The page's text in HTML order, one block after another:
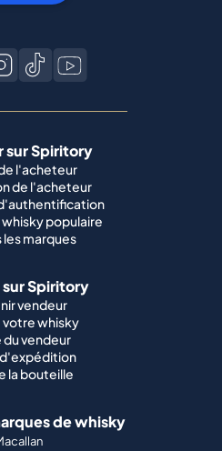
sur Spiritory
l'acheteur
de l'acheteur
populaire
les marques
Spiritory
vendeur
votre whisky
du vendeur
la bouteille
de whisky